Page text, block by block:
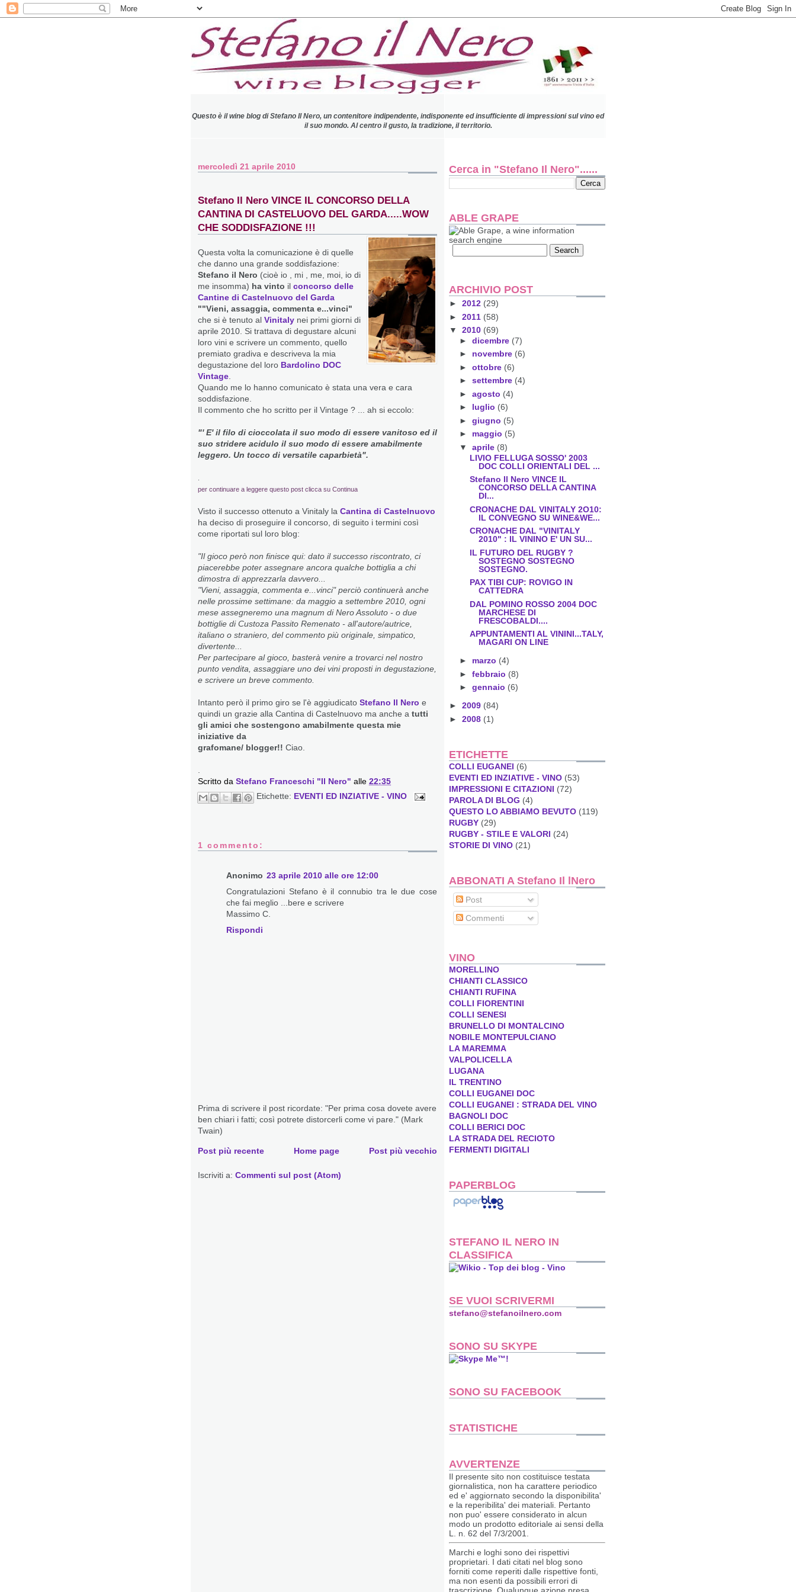
Questo è il wine blog di Stefano Il Nero, un contenitore indipendente, indisponente ed insufficiente di impressioni sul vino ed
il suo mondo. Al centro il gusto, la tradizione, il territorio.
mercoledì 21 aprile 2010
Stefano Il Nero VINCE IL CONCORSO DELLA
CANTINA DI CASTELUOVO DEL GARDA.....WOW
CHE SODDISFAZIONE !!!
Questa volta la comunicazione è di quelle
che danno una grande soddisfazione:
Stefano il Nero (cioè io , mi , me, moi, io di
me insomma) ha vinto il concorso delle
Cantine di Castelnuovo del Garda
""Vieni, assaggia, commenta e...vinci"
che si è tenuto al Vinitaly nei primi giorni di
aprile 2010. Si trattava di degustare alcuni
loro vini e scrivere un commento, quello
premiato gradiva e descriveva la mia
degustazione del loro Bardolino DOC
Vintage.
Quando me lo hanno comunicato è stata una vera e cara
soddisfazione.
Il commento che ho scritto per il Vintage ? ... ah si eccolo:
"' E' il filo di cioccolata il suo modo di essere vanitoso ed il
suo stridere acidulo il suo modo di essere amabilmente
leggero. Un tocco di versatile caparbietà".
.
per continuare a leggere questo post clicca su Continua
Visto il successo ottenuto a Vinitaly la Cantina di Castelnuovo
ha deciso di proseguire il concorso, di seguito i termini così
come riportati sul loro blog:
"Il gioco però non finisce qui: dato il successo riscontrato, ci
piacerebbe poter assegnare ancora qualche bottiglia a chi
dimostra di apprezzarla davvero...
"Vieni, assaggia, commenta e...vinci" perciò continuerà anche
nelle prossime settimane: da maggio a settembre 2010, ogni
mese assegneremo una magnum di Nero Assoluto - o due
bottiglie di Custoza Passito Remenato - all'autore/autrice,
italiano o straniero, del commento più originale, simpatico,
divertente...
Per partecipare al gioco, basterà venire a trovarci nel nostro
punto vendita, assaggiare uno dei vini proposti in degustazione,
e scrivere un breve commento.
Intanto però il primo giro se l'è aggiudicato Stefano Il Nero e
quindi un grazie alla Cantina di Castelnuovo ma anche a tutti
gli amici che sostengono amabilmente questa mie
iniziative da
grafomane/ blogger!! Ciao.
.
Scritto da Stefano Franceschi "Il Nero" alle 22:35
Etichette: EVENTI ED INZIATIVE - VINO
1 commento:
Anonimo 23 aprile 2010 alle ore 12:00
Congratulazioni Stefano è il connubio tra le due cose
che fai meglio ...bere e scrivere
Massimo C.
Rispondi
Prima di scrivere il post ricordate: "Per prima cosa dovete avere
ben chiari i fatti; così potrete distorcerli come vi pare." (Mark
Twain)
Post più recente Post più vecchio
Home page
Iscriviti a: Commenti sul post (Atom)
Cerca in "Stefano Il Nero"......
ABLE GRAPE
ARCHIVIO POST
► 2012 (29)
► 2011 (58)
▼ 2010 (69)
► dicembre (7)
► novembre (6)
► ottobre (6)
► settembre (4)
► agosto (4)
► luglio (6)
► giugno (5)
► maggio (5)
▼ aprile (8)
LIVIO FELLUGA SOSSO' 2003
DOC COLLI ORIENTALI DEL ...
Stefano Il Nero VINCE IL
CONCORSO DELLA CANTINA
DI...
CRONACHE DAL VINITALY 2O10:
IL CONVEGNO SU WINE&WE...
CRONACHE DAL "VINITALY
2010" : IL VININO E' UN SU...
IL FUTURO DEL RUGBY ?
SOSTEGNO SOSTEGNO
SOSTEGNO.
PAX TIBI CUP: ROVIGO IN
CATTEDRA
DAL POMINO ROSSO 2004 DOC
MARCHESE DI
FRESCOBALDI....
APPUNTAMENTI AL VININI...TALY,
MAGARI ON LINE
► marzo (4)
► febbraio (8)
► gennaio (6)
► 2009 (84)
► 2008 (1)
ETICHETTE
COLLI EUGANEI (6)
EVENTI ED INZIATIVE - VINO (53)
IMPRESSIONI E CITAZIONI (72)
PAROLA DI BLOG (4)
QUESTO LO ABBIAMO BEVUTO (119)
RUGBY (29)
RUGBY - STILE E VALORI (24)
STORIE DI VINO (21)
ABBONATI A Stefano Il lNero
Post
Commenti
VINO
MORELLINO
CHIANTI CLASSICO
CHIANTI RUFINA
COLLI FIORENTINI
COLLI SENESI
BRUNELLO DI MONTALCINO
NOBILE MONTEPULCIANO
LA MAREMMA
VALPOLICELLA
LUGANA
IL TRENTINO
COLLI EUGANEI DOC
COLLI EUGANEI : STRADA DEL VINO
BAGNOLI DOC
COLLI BERICI DOC
LA STRADA DEL RECIOTO
FERMENTI DIGITALI
PAPERBLOG
STEFANO IL NERO IN
CLASSIFICA
SE VUOI SCRIVERMI
stefano@stefanoilnero.com
SONO SU SKYPE
SONO SU FACEBOOK
STATISTICHE
AVVERTENZE
Il presente sito non costituisce testata
giornalistica, non ha carattere periodico
ed e' aggiornato secondo la disponibilita'
e la reperibilita' dei materiali. Pertanto
non puo' essere considerato in alcun
modo un prodotto editoriale ai sensi della
L. n. 62 del 7/3/2001.
Marchi e loghi sono dei rispettivi
proprietari. I dati citati nel blog sono
forniti come reperiti dalle rispettive fonti,
ma non esenti da possibili errori di
trascrizione. Qualunque azione presa